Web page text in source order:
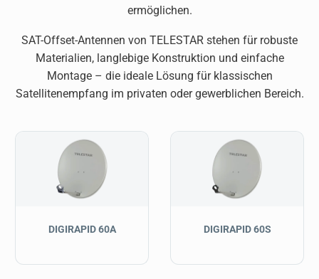
ermöglichen.
SAT-Offset-Antennen von TELESTAR stehen für robuste
Materialien, langlebige Konstruktion und einfache
Montage – die ideale Lösung für klassischen
Satellitenempfang im privaten oder gewerblichen Bereich.
DIGIRAPID 60A DIGIRAPID 60S